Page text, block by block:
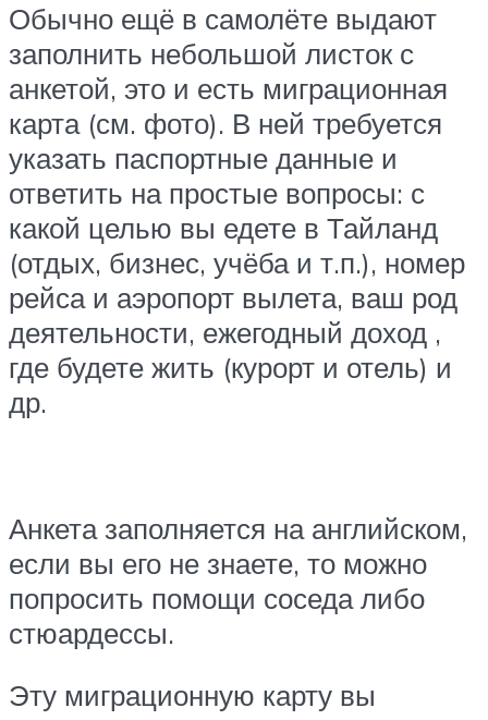
Обычно ещё в самолёте выдают
заполнить небольшой листок с
анкетой, это и есть миграционная
карта (см. фото). В ней требуется
указать паспортные данные и
ответить на простые вопросы: с
какой целью вы едете в Тайланд
(отдых, бизнес, учёба и т.п.), номер
рейса и аэропорт вылета, ваш род
деятельности, ежегодный доход ,
где будете жить (курорт и отель) и
др.
Анкета заполняется на английском,
если вы его не знаете, то можно
попросить помощи соседа либо
стюардессы.
Эту миграционную карту вы